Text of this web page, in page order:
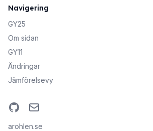
Navigering
GY25
Om sidan
GY11
Ändringar
Jämförelsevy
GitHubEmail
arohlen.se